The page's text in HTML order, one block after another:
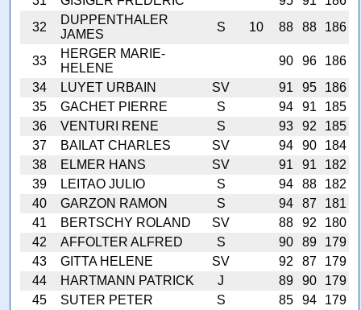
32
DUPPENTHALER
JAMES
S 10 88 88 186
33
HERGER MARIE-
HELENE
90 96
186
34
LUYET URBAIN SV 91 95
186
35
GACHET PIERRE S 94 91
185
36
VENTURI RENE S 93 92
185
37
BAILAT CHARLES SV 94 90
184
38
ELMER HANS SV 91 91
182
39
LEITAO JULIO S 94 88
182
40
GARZON RAMON S 94 87
181
41
BERTSCHY ROLAND SV 88 92
180
42
AFFOLTER ALFRED S 90 89
179
43
GITTA HELENE SV 92 87
179
44
HARTMANN PATRICK J 89 90
179
45
SUTER PETER S 85 94
179